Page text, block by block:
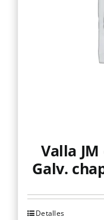
Valla
Galv.
Detalles